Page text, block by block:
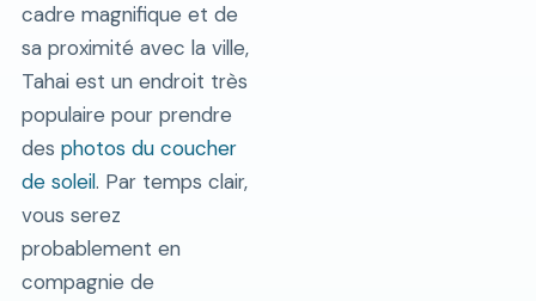
cadre magnifique et de
sa proximité avec la ville,
Tahai est un endroit très
populaire pour prendre
des photos du coucher
de soleil. Par temps clair,
vous serez
probablement en
compagnie de